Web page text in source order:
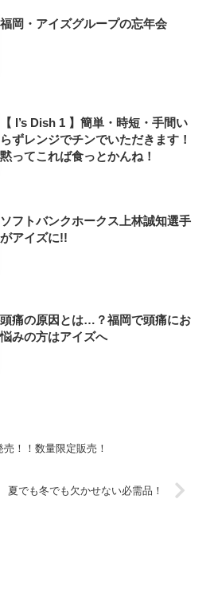
福岡・アイズグループの忘年会
【 I’s Dish 1 】簡単・時短・手間い
らずレンジでチンでいただきます！
黙ってこれば食っとかんね！
ソフトバンクホークス上林誠知選手
がアイズに!!
頭痛の原因とは…？福岡で頭痛にお
悩みの方はアイズへ
！！数量限定販売！
夏でも冬でも欠かせない必需品！